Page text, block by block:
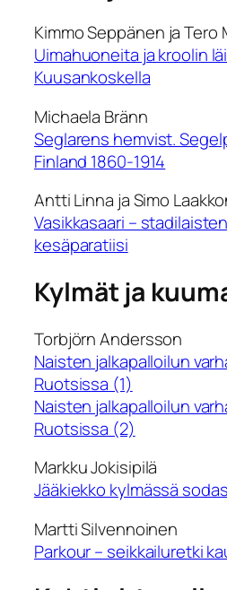
Kimmo Seppänen ja Tero
Uimahuoneita ja kroolin
Kuusankoskella
Michaela Bränn
Seglarens hemvist.
Finland 1860-1914
Antti Linna ja Simo
Vasikkasaari –
kesäparatiisi
Kylmät ja
Torbjörn Andersson
Naisten jalkapalloilun
Ruotsissa (1)
Naisten jalkapalloilun
Ruotsissa (2)
Markku Jokisipilä
Jääkiekko kylmässä
Martti Silvennoinen
Parkour – seikkailuretki